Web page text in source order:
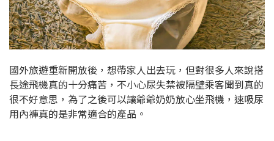
國外旅遊重新開放後，想帶家人出去玩，但對很多人來說搭
長途飛機真的十分痛苦，不小心尿失禁被隔壁乘客聞到真的
很不好意思，為了之後可以讓爺爺奶奶放心坐飛機，速吸尿
用內褲真的是非常適合的產品。